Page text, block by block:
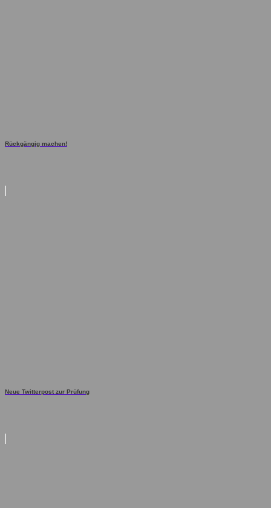
Rückgängig machen!
Neue Twitterpost zur Prüfung